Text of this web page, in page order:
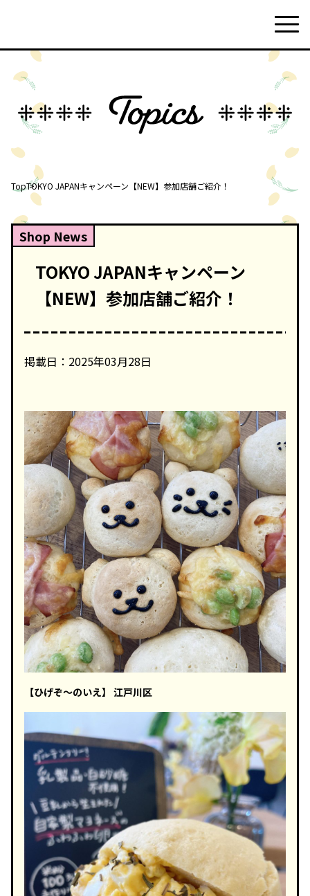
TopTOKYO JAPANキャンペーン【NEW】参加店舗ご紹介！
Shop News
TOKYO JAPANキャンペーン
【NEW】参加店舗ご紹介！
掲載日：2025年03月28日
【ひげぞ～のいえ】 江戸川区